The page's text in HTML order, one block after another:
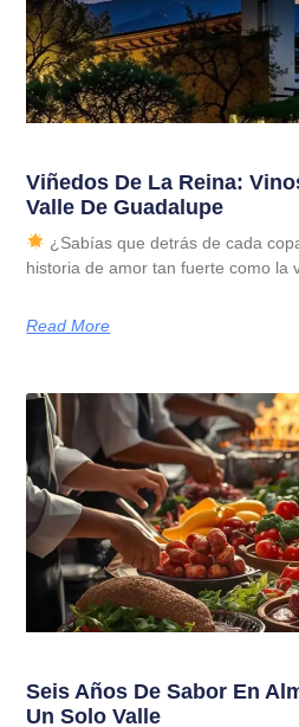
Viñedos De La Reina:
Valle De Guadalupe
¿Sabías que detrás de cada
historia de amor tan fuerte como la
Read More
Seis Años De Sabor En
Un Solo Valle